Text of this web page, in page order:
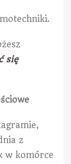
się
z
w komórce